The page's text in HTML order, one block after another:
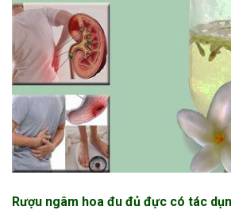
Rượu ngâm hoa đu đủ đực có tác